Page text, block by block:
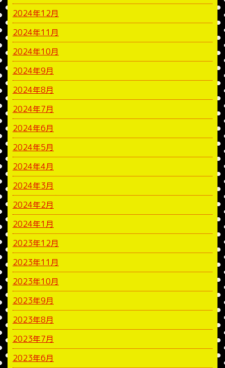
2024年12月
2024年11月
2024年10月
2024年9月
2024年8月
2024年7月
2024年6月
2024年5月
2024年4月
2024年3月
2024年2月
2024年1月
2023年12月
2023年11月
2023年10月
2023年9月
2023年8月
2023年7月
2023年6月